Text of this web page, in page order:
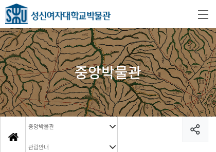
중앙박물관
중앙박물관
관람안내